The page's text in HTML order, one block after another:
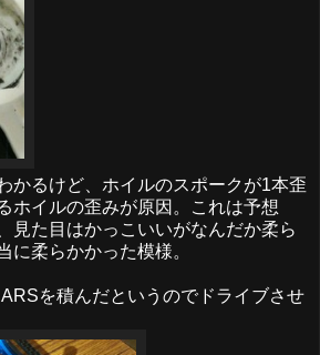
かるけど、ホイルのスポークが1本歪
ホイルの歪みが原因。これは予想
見た目はかっこいいがなんだか柔ら
に柔らかかった模様。
を積んだというのでドライブさせ